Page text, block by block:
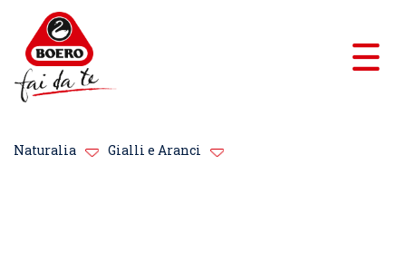
Naturalia Gialli e Aranci